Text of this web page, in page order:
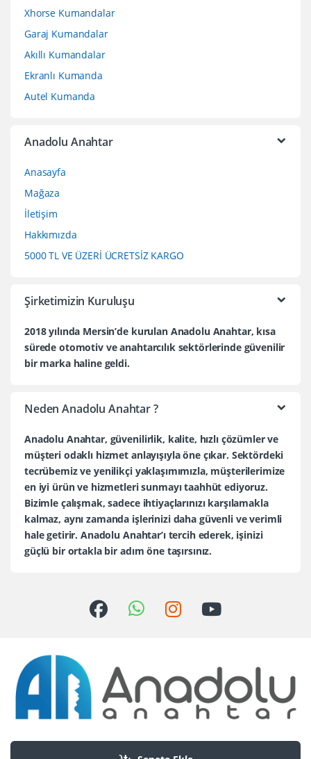
Xhorse Kumandalar
Garaj Kumandalar
Akıllı Kumandalar
Ekranlı Kumanda
Autel Kumanda
Anadolu Anahtar
Anasayfa
Mağaza
İletişim
Hakkımızda
5000 TL VE ÜZERİ ÜCRETSİZ KARGO
Şirketimizin Kuruluşu
2018 yılında Mersin’de kurulan Anadolu Anahtar, kısa
sürede otomotiv ve anahtarcılık sektörlerinde güvenilir
bir marka haline geldi.
Neden Anadolu Anahtar ?
Anadolu Anahtar, güvenilirlik, kalite, hızlı çözümler ve
müşteri odaklı hizmet anlayışıyla öne çıkar. Sektördeki
tecrübemiz ve yenilikçi yaklaşımımızla, müşterilerimize
en iyi ürün ve hizmetleri sunmayı taahhüt ediyoruz.
Bizimle çalışmak, sadece ihtiyaçlarınızı karşılamakla
kalmaz, aynı zamanda işlerinizi daha güvenli ve verimli
hale getirir. Anadolu Anahtar’ı tercih ederek, işinizi
güçlü bir ortakla bir adım öne taşırsınız.
Sorularınız mı var?